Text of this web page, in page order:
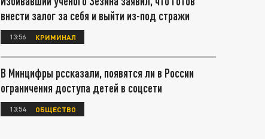
внести залог за себя и выйти из-под стражи
13:56 КРИМИНАЛ
В Минцифры рссказали, появятся ли в России
ограничения доступа детей в соцсети
13:54 ОБЩЕСТВО